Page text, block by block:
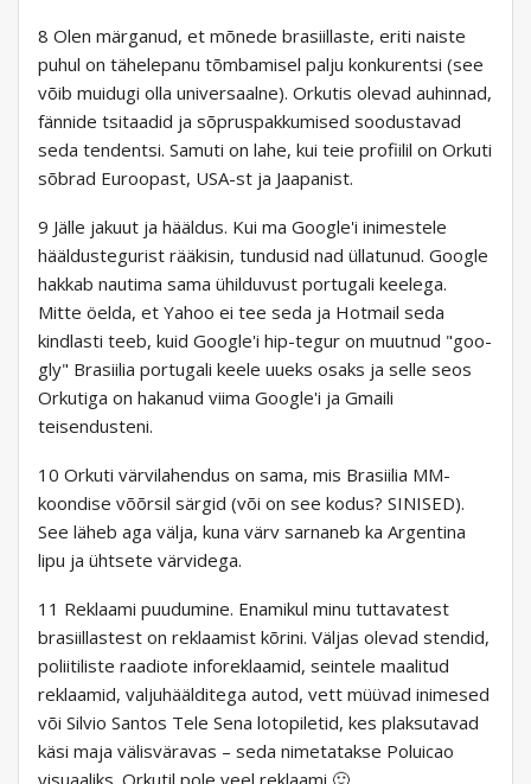
8 Olen märganud, et mõnede brasiillaste, eriti naiste
puhul on tähelepanu tõmbamisel palju konkurentsi (see
võib muidugi olla universaalne). Orkutis olevad auhinnad,
fännide tsitaadid ja sõpruspakkumised soodustavad
seda tendentsi. Samuti on lahe, kui teie profiilil on Orkuti
sõbrad Euroopast, USA-st ja Jaapanist.
9 Jälle jakuut ja hääldus. Kui ma Google'i inimestele
hääldustegurist rääkisin, tundusid nad üllatunud. Google
hakkab nautima sama ühilduvust portugali keelega.
Mitte öelda, et Yahoo ei tee seda ja Hotmail seda
kindlasti teeb, kuid Google'i hip-tegur on muutnud "goo-
gly" Brasiilia portugali keele uueks osaks ja selle seos
Orkutiga on hakanud viima Google'i ja Gmaili
teisendusteni.
10 Orkuti värvilahendus on sama, mis Brasiilia MM-
koondise võõrsil särgid (või on see kodus? SINISED).
See läheb aga välja, kuna värv sarnaneb ka Argentina
lipu ja ühtsete värvidega.
11 Reklaami puudumine. Enamikul minu tuttavatest
brasiillastest on reklaamist kõrini. Väljas olevad stendid,
poliitiliste raadiote inforeklaamid, seintele maalitud
reklaamid, valjuhäälditega autod, vett müüvad inimesed
või Silvio Santos Tele Sena lotopiletid, kes plaksutavad
käsi maja välisväravas – seda nimetatakse Poluicao
visuaaliks. Orkutil pole veel reklaami 🙂